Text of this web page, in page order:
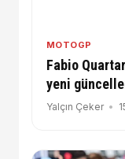
MOTOGP
Fabio
yeni
Yalçın Çeker